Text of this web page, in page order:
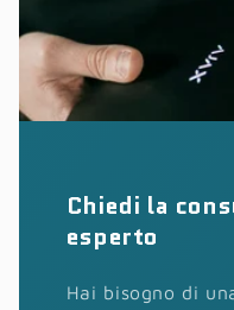
Chiedi la
esperto
Hai bisogno di